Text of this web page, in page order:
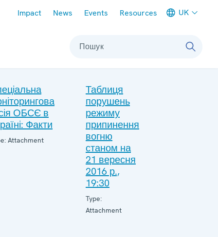
Impact News Events Resources UK
Пошук
ОБСЄ в
Факти
Attachment
Таблиця
порушень
режиму
припинення
вогню
станом на
21 вересня
2016 р.,
19:30
Type:
Attachment